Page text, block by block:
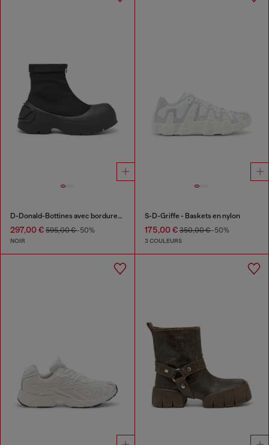
D-Donald-Bottines avec bordures en caoutchouc
297,00 € 595,00 €-50%
NOIR
S-D-Griffe - Baskets en nylon
175,00 €350,00 €-50%
3 COULEURS